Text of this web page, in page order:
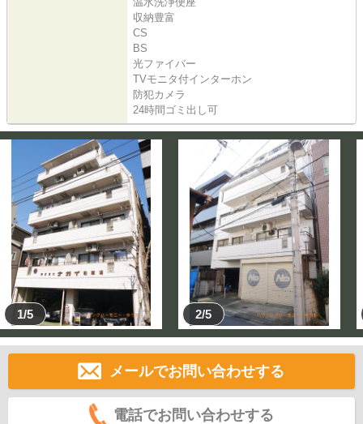
収納豊富
CS
BS
光ファイバー
TVモニタ付インターホン
防犯カメラ
24時間ゴミ出し可
1/5 2/5
メールでお問い合わせする
電話でお問い合わせする